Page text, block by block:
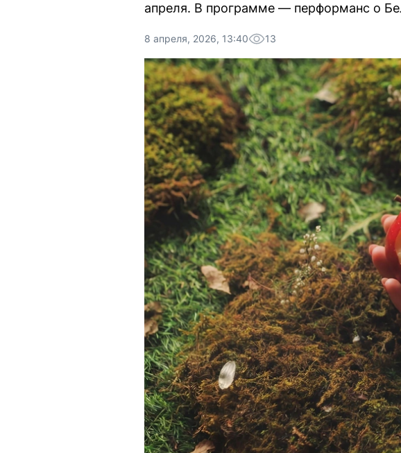
апреля. В программе — перформанс о
8 апреля, 2026, 13:40 13